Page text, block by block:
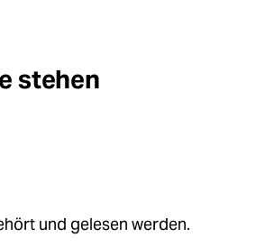
stehen
und gelesen werden.